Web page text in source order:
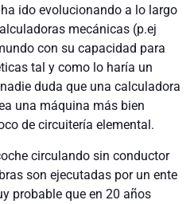
ido evolucionando a lo largo
mecánicas (p.ej
con su capacidad para
tal y como lo haría un
duda que una calculadora
una máquina más bien
de circuitería elemental.
circulando sin conductor
son ejecutadas por un ente
probable que en 20 años